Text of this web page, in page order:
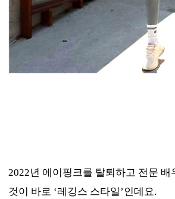
2022년 에이핑크를 탈퇴하고 전문
것이 바로 ‘레깅스 스타일’인데요.